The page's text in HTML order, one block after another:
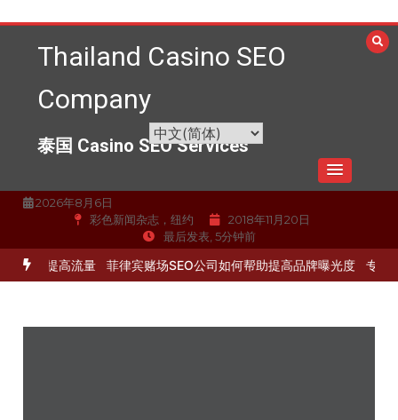
至
Thailand Casino SEO
Company
泰国 Casino SEO Services
2026年8月6日
彩色新闻杂志，纽约
2018年11月20日
最后发表, 5分钟前
务提高流量 菲律宾赌场SEO公司如何帮助提高品牌曝光度 专业的